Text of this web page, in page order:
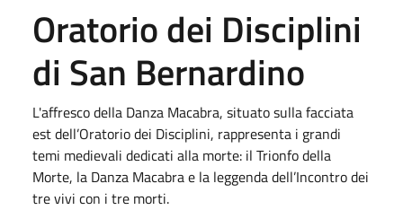
Oratorio dei Disciplini
di San Bernardino
L'affresco della Danza Macabra, situato sulla facciata
est dell’Oratorio dei Disciplini, rappresenta i grandi
temi medievali dedicati alla morte: il Trionfo della
Morte, la Danza Macabra e la leggenda dell’Incontro dei
tre vivi con i tre morti.